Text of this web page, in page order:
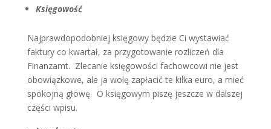
Księgowość
Najprawdopodobniej księgowy będzie Ci wystawiać
faktury co kwartał, za przygotowanie rozliczeń dla
Finanzamt. Zlecanie księgowości fachowcowi nie jest
obowiązkowe, ale ja wolę zapłacić te kilka euro, a mieć
spokojną głowę. O księgowym piszę jeszcze w dalszej
części wpisu.